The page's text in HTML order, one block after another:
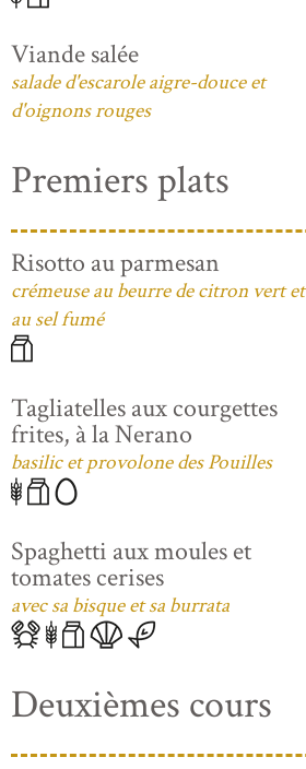
Viande salée
salade d'escarole aigre-douce et
d'oignons rouges
Premiers plats
Risotto au parmesan
crémeuse au beurre de citron vert et
au sel fumé
Tagliatelles aux courgettes
frites, à la Nerano
basilic et provolone des Pouilles
Spaghetti aux moules et
tomates cerises
avec sa bisque et sa burrata
Deuxièmes cours